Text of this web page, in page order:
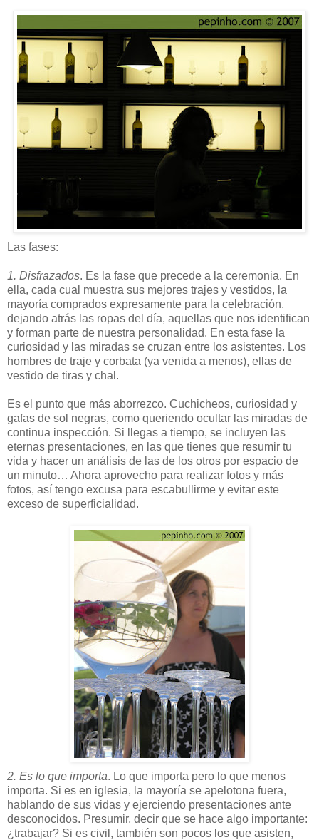
Las fases:
1. Disfrazados. Es la fase que precede a la ceremonia. En
ella, cada cual muestra sus mejores trajes y vestidos, la
mayoría comprados expresamente para la celebración,
dejando atrás las ropas del día, aquellas que nos identifican
y forman parte de nuestra personalidad. En esta fase la
curiosidad y las miradas se cruzan entre los asistentes. Los
hombres de traje y corbata (ya venida a menos), ellas de
vestido de tiras y chal.
Es el punto que más aborrezco. Cuchicheos, curiosidad y
gafas de sol negras, como queriendo ocultar las miradas de
continua inspección. Si llegas a tiempo, se incluyen las
eternas presentaciones, en las que tienes que resumir tu
vida y hacer un análisis de las de los otros por espacio de
un minuto… Ahora aprovecho para realizar fotos y más
fotos, así tengo excusa para escabullirme y evitar este
exceso de superficialidad.
2. Es lo que importa. Lo que importa pero lo que menos
importa. Si es en iglesia, la mayoría se apelotona fuera,
hablando de sus vidas y ejerciendo presentaciones ante
desconocidos. Presumir, decir que se hace algo importante:
¿trabajar? Si es civil, también son pocos los que asisten,